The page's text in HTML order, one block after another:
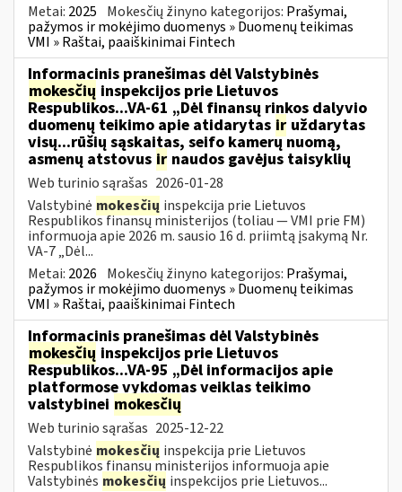
Metai: 2025 Mokesčių žinyno kategorijos: Prašymai,
pažymos ir mokėjimo duomenys » Duomenų teikimas
VMI » Raštai, paaiškinimai Fintech
Informacinis pranešimas dėl Valstybinės
mokesčių inspekcijos prie Lietuvos
Respublikos...VA-61 „Dėl finansų rinkos dalyvio
duomenų teikimo apie atidarytas ir uždarytas
visų...rūšių sąskaitas, seifo kamerų nuomą,
asmenų atstovus ir naudos gavėjus taisyklių
Web turinio sąrašas 2026-01-28
Valstybinė mokesčių inspekcija prie Lietuvos
Respublikos finansų ministerijos (toliau — VMI prie FM)
informuoja apie 2026 m. sausio 16 d. priimtą įsakymą Nr.
VA-7 „Dėl...
Metai: 2026 Mokesčių žinyno kategorijos: Prašymai,
pažymos ir mokėjimo duomenys » Duomenų teikimas
VMI » Raštai, paaiškinimai Fintech
Informacinis pranešimas dėl Valstybinės
mokesčių inspekcijos prie Lietuvos
Respublikos...VA-95 „Dėl informacijos apie
platformose vykdomas veiklas teikimo
valstybinei mokesčių
Web turinio sąrašas 2025-12-22
Valstybinė mokesčių inspekcija prie Lietuvos
Respublikos finansų ministerijos informuoja apie
Valstybinės mokesčių inspekcijos prie Lietuvos...